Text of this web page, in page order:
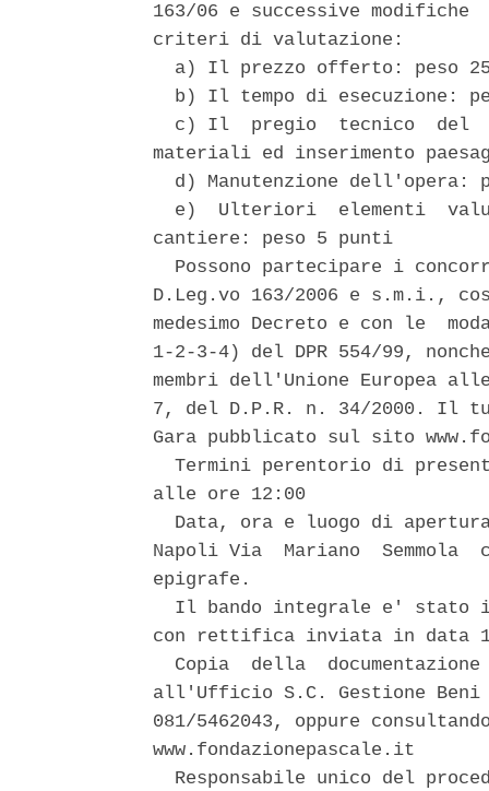
163/06 e successive
criteri di valutazione:
a) Il prezzo offerto: peso
b) Il tempo di esecuzione:
c) Il  pregio  tecnico  del
materiali ed inserimento
d) Manutenzione dell'opera:
e)  Ulteriori  elementi
cantiere: peso 5 punti
Possono partecipare i
D.Leg.vo 163/2006 e
medesimo Decreto e con le
1-2-3-4) del DPR 554/99,
membri dell'Unione Europea
7, del D.P.R. n. 34/2000. Il
Gara pubblicato sul sito
Termini perentorio di
alle ore 12:00
Data, ora e luogo di
Napoli Via  Mariano
epigrafe.
Il bando integrale e' stato
con rettifica inviata in data
Copia  della
all'Ufficio S.C. Gestione
081/5462043, oppure
www.fondazionepascale.it
Responsabile unico del